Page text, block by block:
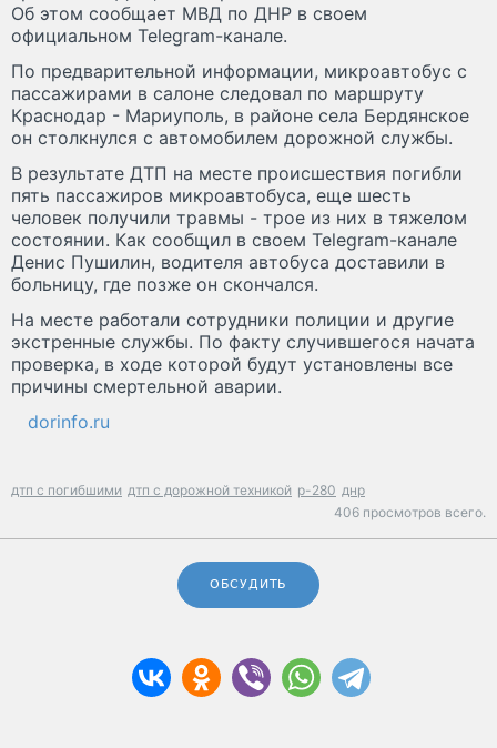
Об этом сообщает МВД по ДНР в своем
официальном Telegram-канале.
По предварительной информации, микроавтобус с
пассажирами в салоне следовал по маршруту
Краснодар - Мариуполь, в районе села Бердянское
он столкнулся с автомобилем дорожной службы.
В результате ДТП на месте происшествия погибли
пять пассажиров микроавтобуса, еще шесть
человек получили травмы - трое из них в тяжелом
состоянии. Как сообщил в своем Telegram-канале
Денис Пушилин, водителя автобуса доставили в
больницу, где позже он скончался.
На месте работали сотрудники полиции и другие
экстренные службы. По факту случившегося начата
проверка, в ходе которой будут установлены все
причины смертельной аварии.
dorinfo.ru
дтп с погибшими дтп с дорожной техникой р-280 днр
406 просмотров всего.
ОБСУДИТЬ